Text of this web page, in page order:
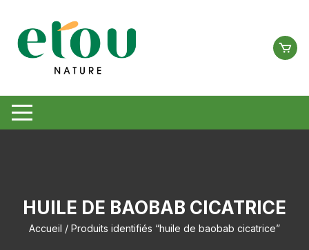
contenu
HUILE DE BAOBAB CICATRICE
Accueil / Produits identifiés “huile de baobab cicatrice”